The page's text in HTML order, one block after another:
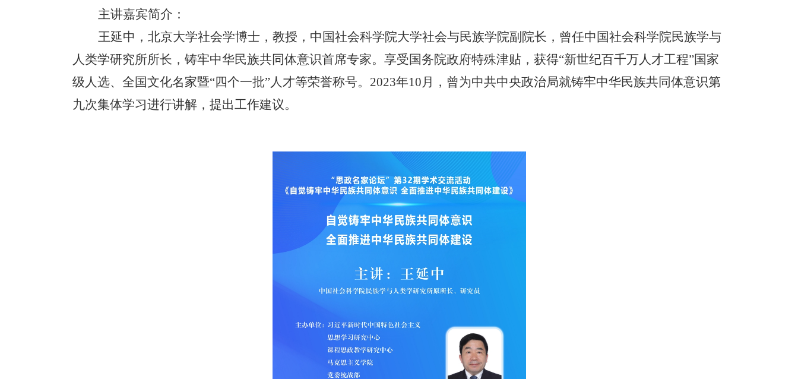
主讲嘉宾简介：
王延中，北京大学社会学博士，教授，中国社会科学院大学社会与民族学院副院长，曾任中国社会科学院民族学与
人类学研究所所长，铸牢中华民族共同体意识首席专家。享受国务院政府特殊津贴，获得“新世纪百千万人才工程”国家
级人选、全国文化名家暨“四个一批”人才等荣誉称号。2023年10月，曾为中共中央政治局就铸牢中华民族共同体意识第
九次集体学习进行讲解，提出工作建议。